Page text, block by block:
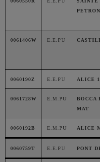
0061406W E.E.PU
0060190Z E.E.PU ALICE 1
0061728W E.M.PU
BOCCA
MAT
0060192B E.M.PU ALICE
0060759T E.E.PU PONT